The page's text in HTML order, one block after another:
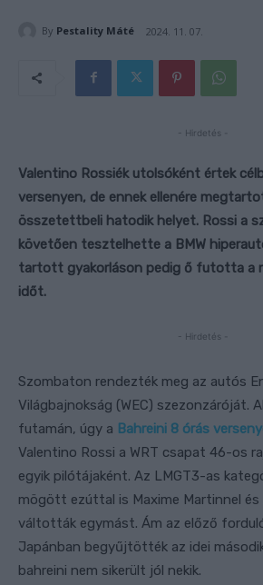
By Pestality Máté 2024. 11. 07.
- Hirdetés -
Valentino Rossiék utolsóként értek
versenyen, de ennek ellenére
összetettbeli hatodik helyet. Rossi a
követően tesztelhette a BMW
tartott gyakorláson pedig ő futotta a
időt.
- Hirdetés -
Szombaton rendezték meg az autós
Világbajnokság (WEC) szezonzáróját.
futamán, úgy a Bahreini 8 órás
Valentino Rossi a WRT csapat 46-os
egyik pilótájaként. Az LMGT3-as
mögött ezúttal is Maxime Martinnel és
váltották egymást. Ám az előző
Japánban begyűjtötték az idei
bahreini nem sikerült jól nekik.